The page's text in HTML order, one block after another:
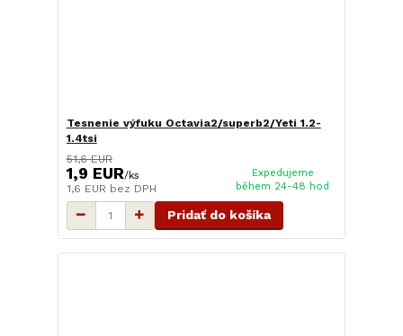
Tesnenie výfuku Octavia2/superb2/Yeti 1.2-
1.4tsi
51,6 EUR
1,9 EUR/ks
1,6 EUR bez DPH
Expedujeme
během 24-48 hod
Pridať do košíka